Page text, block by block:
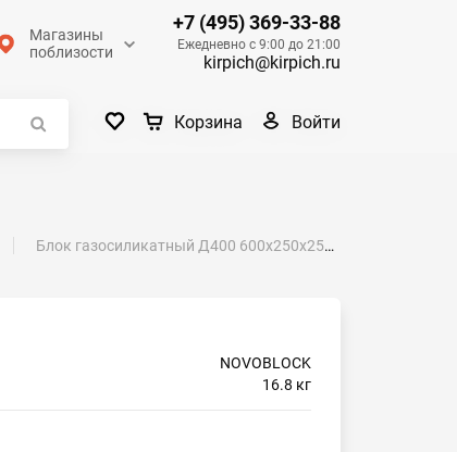
Магазины
поблизости
+7 (495) 369-33-88
Ежедневно с 9:00 до 21:00
kirpich@kirpich.ru
Корзина Войти
Блок газосиликатный Д400 600х250х250 NOVOBLOCK
NOVOBLOCK
16.8 кг